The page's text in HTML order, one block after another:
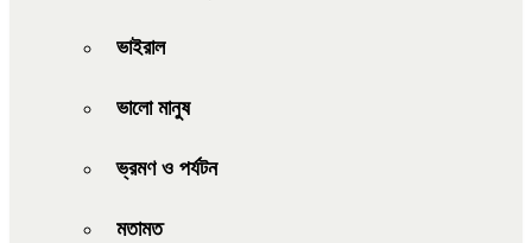
ভাইরাল
ভালো মানুষ
ভ্রমণ ও পর্যটন
মতামত